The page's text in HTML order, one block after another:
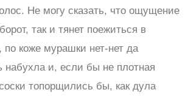
Не могу сказать, что ощущение
так и тянет поежиться в
по коже мурашки нет-нет да
набухла и, если бы не плотная
топорщились бы, как дула